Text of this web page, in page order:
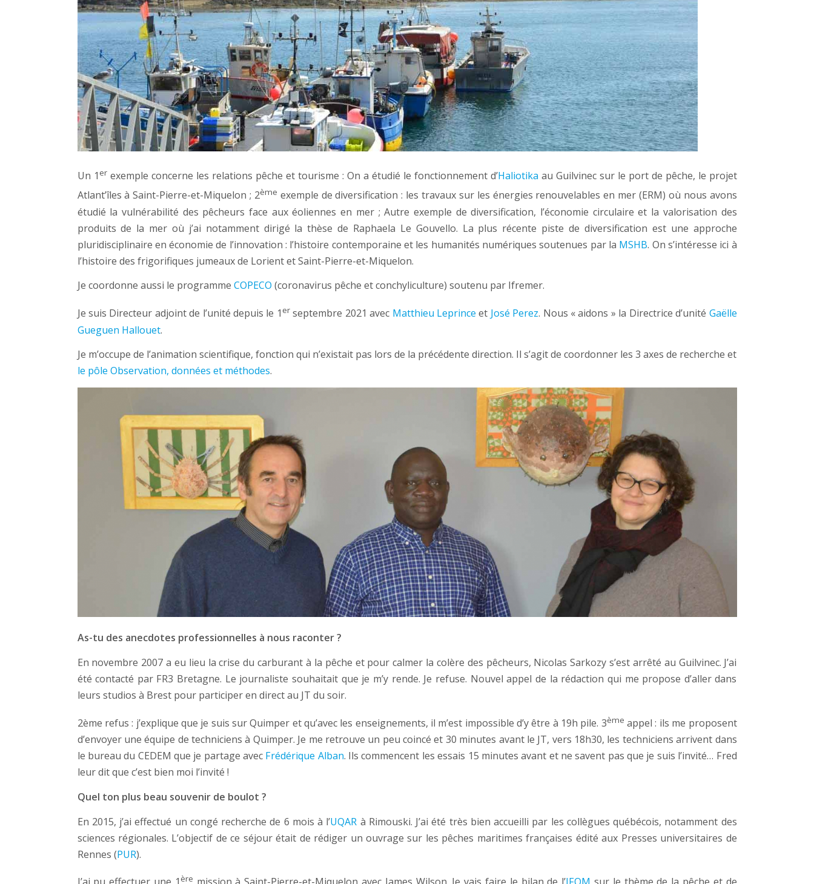
Un 1 erexemple concerne les relations pêche et tourisme : On a étudié le fonctionnement d’Haliotika au Guilvinec sur le port de pêche, le projet
Atlant’îles à Saint-Pierre-et-Miquelon ; 2ème exemple de diversification : les travaux sur les énergies renouvelables en mer (ERM) où nous avons
étudié la vulnérabilité des pêcheurs face aux éoliennes en mer ; Autre exemple de diversification, l’économie circulaire et la valorisation des
produits de la mer où j’ai notamment dirigé la thèse de Raphaela Le Gouvello. La plus récente piste de diversification est une approche
pluridisciplinaire en économie de l’innovation : l’histoire contemporaine et les humanités numériques soutenues par la MSHB. On s’intéresse ici à
l’histoire des frigorifiques jumeaux de Lorient et Saint-Pierre-et-Miquelon.
Je coordonne aussi le programme COPECO (coronavirus pêche et conchyliculture) soutenu par Ifremer.
Je suis Directeur adjoint de l’unité depuis le 1 erseptembre 2021 avec Matthieu Leprince et José Perez. Nous « aidons » la Directrice d’unité Gaëlle
Gueguen Hallouet.
Je m’occupe de l’animation scientifique, fonction qui n’existait pas lors de la précédente direction. Il s’agit de coordonner les 3 axes de recherche et
le pôle Observation, données et méthodes.
As-tu des anecdotes professionnelles à nous raconter ?
En novembre 2007 a eu lieu la crise du carburant à la pêche et pour calmer la colère des pêcheurs, Nicolas Sarkozy s’est arrêté au Guilvinec. J’ai
été contacté par FR3 Bretagne. Le journaliste souhaitait que je m’y rende. Je refuse. Nouvel appel de la rédaction qui me propose d’aller dans
leurs studios à Brest pour participer en direct au JT du soir.
2ème refus : j’explique que je suis sur Quimper et qu’avec les enseignements, il m’est impossible d’y être à 19h pile. 3ème appel : ils me proposent
d’envoyer une équipe de techniciens à Quimper. Je me retrouve un peu coincé et 30 minutes avant le JT, vers 18h30, les techniciens arrivent dans
le bureau du CEDEM que je partage avec Frédérique Alban. Ils commencent les essais 15 minutes avant et ne savent pas que je suis l’invité… Fred
leur dit que c’est bien moi l’invité !
Quel ton plus beau souvenir de boulot ?
En 2015, j’ai effectué un congé recherche de 6 mois à l’UQAR à Rimouski. J’ai été très bien accueilli par les collègues québécois, notamment des
sciences régionales. L’objectif de ce séjour était de rédiger un ouvrage sur les pêches maritimes françaises édité aux Presses universitaires de
Rennes (PUR).
ère